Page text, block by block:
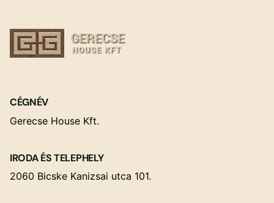
CÉGNÉV
Gerecse House Kft.
IRODA ÉS TELEPHELY
2060 Bicske Kanizsai utca 101.